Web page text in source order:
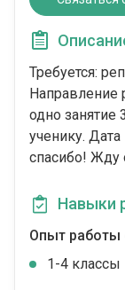
Требуется:
Направление
одно занятие
ученику.
спасибо! Жду
Навыки
Опыт работы
1-4 классы